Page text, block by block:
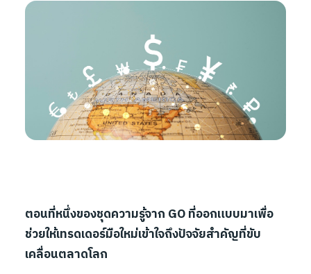
ตอนที่หนึ่งของชุดความรู้จาก GO ที่ออกแบบมาเพื่อ
ช่วยให้เทรดเดอร์มือใหม่เข้าใจถึงปัจจัยสำคัญที่ขับ
เคลื่อนตลาดโลก